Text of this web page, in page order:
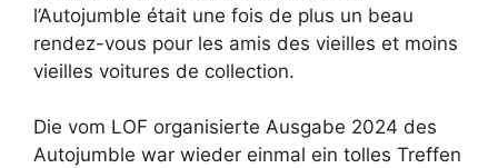
l’Autojumble était une fois de plus un beau
rendez-vous pour les amis des vieilles et moins
vieilles voitures de collection.
Die vom LOF organisierte Ausgabe 2024 des
Autojumble war wieder einmal ein tolles Treffen